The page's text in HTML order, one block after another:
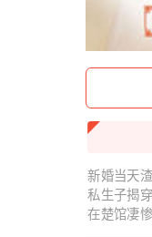
新婚当天
私生子揭
在楚馆凄